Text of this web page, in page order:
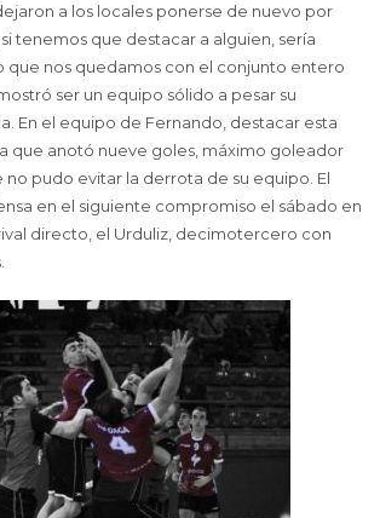
a los locales ponerse de nuevo por
tenemos que destacar a alguien, sería
que nos quedamos con el conjunto entero
ser un equipo sólido a pesar su
En el equipo de Fernando, destacar esta
que anotó nueve goles, máximo goleador
pudo evitar la derrota de su equipo. El
en el siguiente compromiso el sábado en
directo, el Urduliz, decimotercero con